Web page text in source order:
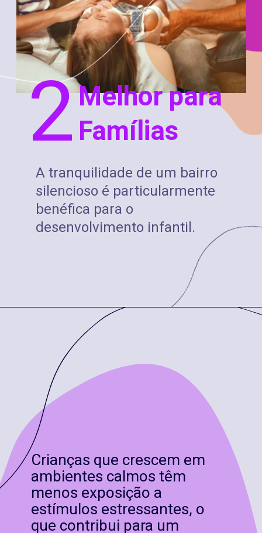
A tranquilidade de um bairro
silencioso é particularmente
benéfica para o
desenvolvimento infantil.
Melhor para
Famílias
2
Crianças que crescem em
ambientes calmos têm
menos exposição a
estímulos estressantes, o
que contribui para um